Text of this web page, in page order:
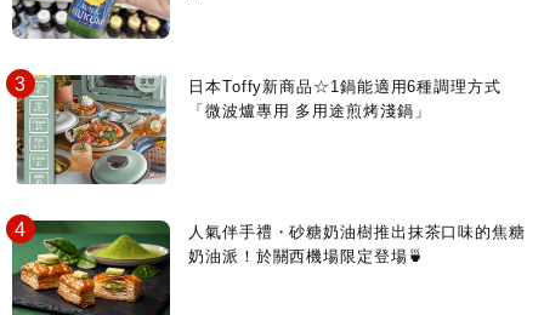
日本Toffy新商品☆1鍋能適用6種調理方式
「微波爐專用 多用途煎烤淺鍋」
人氣伴手禮・砂糖奶油樹推出抹茶口味的焦糖
奶油派！於關西機場限定登場🍵